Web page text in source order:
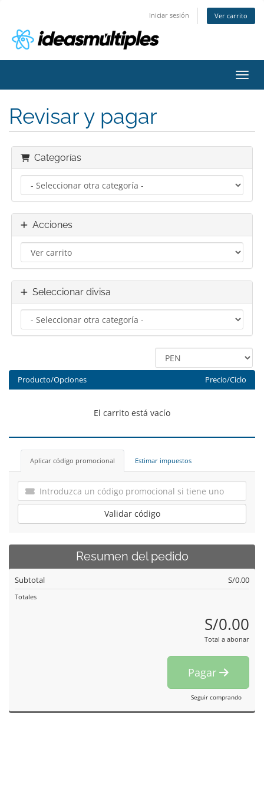
Iniciar sesión Ver carrito
Revisar y pagar
Categorías
Acciones
Seleccionar divisa
Producto/Opciones Precio/Ciclo
El carrito está vacío
Aplicar código promocional Estimar impuestos
Validar código
Resumen del pedido
Subtotal S/0.00
Totales
S/0.00
Total a abonar
Pagar
Seguir comprando